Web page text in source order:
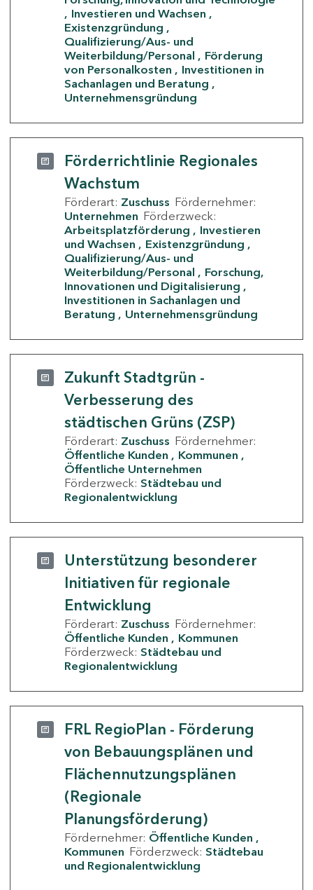
Investieren und Wachsen
Existenzgründung
Qualifizierung/Aus- und
Weiterbildung/Personal
Förderung
von Personalkosten
Investitionen in
Sachanlagen und Beratung
Unternehmensgründung
Förderrichtlinie Regionales
Wachstum
Förderart: Zuschuss Fördernehmer:
Unternehmen Förderzweck:
Arbeitsplatzförderung
Investieren
und Wachsen
Existenzgründung
Qualifizierung/Aus- und
Weiterbildung/Personal
Forschung,
Innovationen und Digitalisierung
Investitionen in Sachanlagen und
Beratung
Unternehmensgründung
Zukunft Stadtgrün -
Verbesserung des
städtischen Grüns (ZSP)
Förderart: Zuschuss Fördernehmer:
Öffentliche Kunden
Kommunen
Öffentliche Unternehmen
Förderzweck: Städtebau und
Regionalentwicklung
Unterstützung besonderer
Initiativen für regionale
Entwicklung
Förderart: Zuschuss Fördernehmer:
Öffentliche Kunden
Kommunen
Förderzweck: Städtebau und
Regionalentwicklung
FRL RegioPlan - Förderung
von Bebauungsplänen und
Flächennutzungsplänen
(Regionale
Planungsförderung)
Fördernehmer: Öffentliche Kunden
Kommunen Förderzweck: Städtebau
und Regionalentwicklung